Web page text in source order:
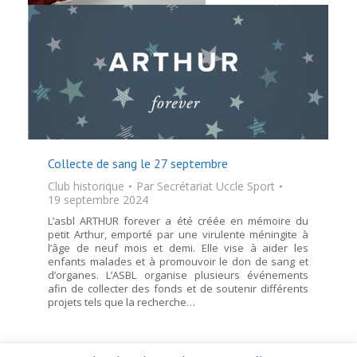
Collecte de sang le 27 septembre
Club historique Par Secrétariat Uccle Sport
19 septembre 2024
L’asbl ARTHUR forever a été créée en mémoire du
petit Arthur, emporté par une virulente méningite à
l’âge de neuf mois et demi. Elle vise à aider les
enfants malades et à promouvoir le don de sang et
d’organes. L’ASBL organise plusieurs événements
afin de collecter des fonds et de soutenir différents
projets tels que la recherche…